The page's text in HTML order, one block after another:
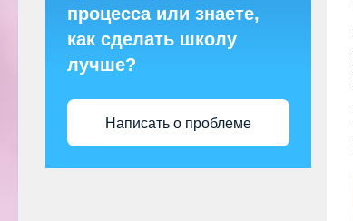
процесса или знаете,
как сделать школу
лучше?
Написать о проблеме